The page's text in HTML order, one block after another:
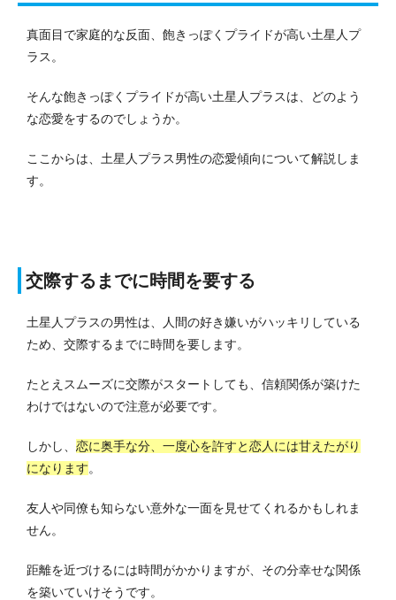
真面目で家庭的な反面、飽きっぽくプライドが高い土星人プ
ラス。
そんな飽きっぽくプライドが高い土星人プラスは、どのよう
な恋愛をするのでしょうか。
ここからは、土星人プラス男性の恋愛傾向について解説しま
す。
交際するまでに時間を要する
土星人プラスの男性は、人間の好き嫌いがハッキリしている
ため、交際するまでに時間を要します。
たとえスムーズに交際がスタートしても、信頼関係が築けた
わけではないので注意が必要です。
しかし、 恋に奥手な分、一度心を許すと恋人には甘えたがり
になります。
友人や同僚も知らない意外な一面を見せてくれるかもしれま
せん。
距離を近づけるには時間がかかりますが、その分幸せな関係
を築いていけそうです。